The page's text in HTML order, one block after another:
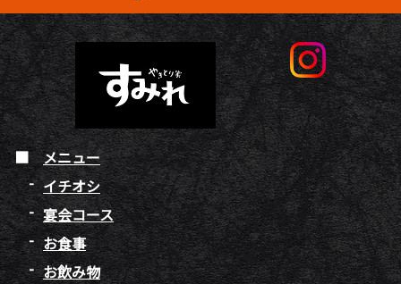
メニュー
イチオシ
宴会コース
お食事
お飲み物